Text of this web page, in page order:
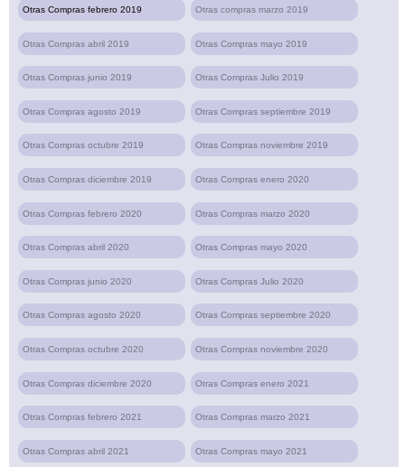
Otras Compras febrero 2019 Otras compras marzo 2019
Otras Compras abril 2019 Otras Compras mayo 2019
Otras Compras junio 2019 Otras Compras Julio 2019
Otras Compras agosto 2019 Otras Compras septiembre 2019
Otras Compras octubre 2019 Otras Compras noviembre 2019
Otras Compras diciembre 2019 Otras Compras enero 2020
Otras Compras febrero 2020 Otras Compras marzo 2020
Otras Compras abril 2020 Otras Compras mayo 2020
Otras Compras junio 2020 Otras Compras Julio 2020
Otras Compras agosto 2020 Otras Compras septiembre 2020
Otras Compras octubre 2020 Otras Compras noviembre 2020
Otras Compras diciembre 2020 Otras Compras enero 2021
Otras Compras febrero 2021 Otras Compras marzo 2021
Otras Compras abril 2021 Otras Compras mayo 2021